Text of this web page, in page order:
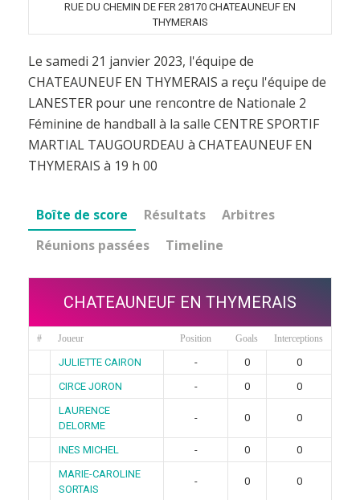
RUE DU CHEMIN DE FER 28170 CHATEAUNEUF EN
THYMERAIS
Le samedi 21 janvier 2023, l'équipe de
CHATEAUNEUF EN THYMERAIS a reçu l'équipe de
LANESTER pour une rencontre de Nationale 2
Féminine de handball à la salle CENTRE SPORTIF
MARTIAL TAUGOURDEAU à CHATEAUNEUF EN
THYMERAIS à 19 h 00
Boîte de score Résultats
Arbitres
Réunions passées
Timeline
CHATEAUNEUF EN THYMERAIS
# Joueur Position Goals Interceptions
JULIETTE CAIRON - 0
0
CIRCE JORON
- 0
0
LAURENCE
DELORME
- 0 0
INES MICHEL - 0
0
MARIE-CAROLINE
SORTAIS
- 0 0